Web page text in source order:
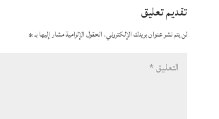
تقديم تعليق
لن يتم نشر عنوان بريدك الإلكتروني. الحقول الإلزامية مشار إليها بـ*